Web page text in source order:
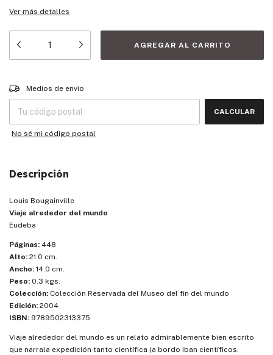
Ver más detalles
Entregas para el CP:
Medios de envío
CALCULAR
No sé mi código postal
Descripción
Louis Bougainville
Viaje alrededor del mundo
Eudeba
Páginas: 448
Alto: 21.0 cm.
Ancho: 14.0 cm.
Peso: 0.3 kgs.
Colección: Colección Reservada del Museo del fin del mundo
Edición: 2004
ISBN: 9789502313375
Viaje alrededor del mundo es un relato admirablemente bien escrito
que narrala expedición tanto científica (a bordo iban científicos,